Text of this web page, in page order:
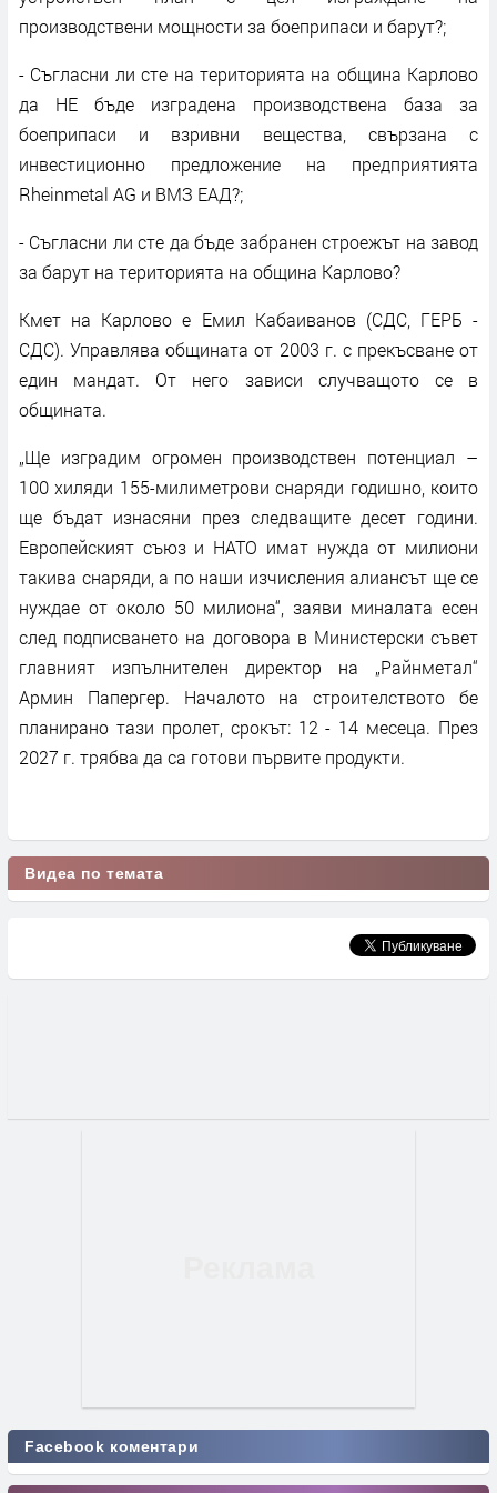
производствени мощности за боеприпаси и барут?;
- Съгласни ли сте на територията на община Карлово
да НЕ бъде изградена производствена база за
боеприпаси и взривни вещества, свързана с
инвестиционно предложение на предприятията
Rheinmetal АG и ВМЗ ЕАД?;
- Съгласни ли сте да бъде забранен строежът на завод
за барут на територията на община Карлово?
Кмет на Карлово е Емил Кабаиванов (СДС, ГЕРБ -
СДС). Управлява общината от 2003 г. с прекъсване от
един мандат. От него зависи случващото се в
общината.
„Ще изградим огромен производствен потенциал –
100 хиляди 155-милиметрови снаряди годишно, които
ще бъдат изнасяни през следващите десет години.
Европейският съюз и НАТО имат нужда от милиони
такива снаряди, а по наши изчисления алиансът ще се
нуждае от около 50 милиона“, заяви миналата есен
след подписването на договора в Министерски съвет
главният изпълнителен директор на „Райнметал“
Армин Папергер. Началото на строителството бе
планирано тази пролет, срокът: 12 - 14 месеца. През
2027 г. трябва да са готови първите продукти.
Видеа по темата
Facebook коментари